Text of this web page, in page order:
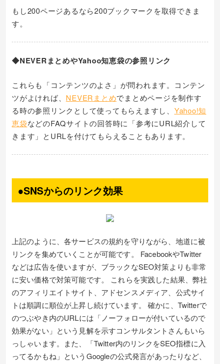
もし200ページあるなら200ブックマークを取得できま
す。
◆NEVERまとめやYahoo知恵袋の参照リンク
これらも「コンテンツのよさ」が問われます。コンテン
ツがよければ、 NEVERまとめでまとめページを制作す
る時の参照リンクとして使ってもらえますし、 Yahoo!知
恵袋などのFAQサイトの回答時に「参考にURL紹介して
きます」とURLを付けてもらえることもあります。
●SNSからのリンク効果
上記のように、各サービスの規約を守りながら、地道に被
リンクを集めていくことが可能です。 FacebookやTwitter
などは広告を使いますが、ブラックなSEO対策よりも非常
に安い価格で対策可能です。 これらを実践した結果、弊社
のアフィリエイトサイト、アドセンスメディア、公式サイ
トは順調に順位が上昇し続けています。 確かに、Twitterで
のつぶやき内のURLには「ノーフォローが付いているので
効果がない」という見解を示すコンサルタントさんもいら
っしゃいます。また、「Twitter内のリンクをSEO指標に入
ってるかもね」というGoogleの公式発言があったりなど、